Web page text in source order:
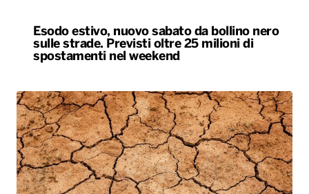
Esodo estivo, nuovo sabato da bollino nero
sulle strade. Previsti oltre 25 milioni di
spostamenti nel weekend